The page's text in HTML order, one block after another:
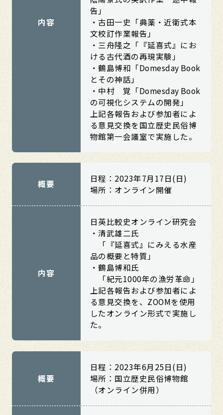
内容
告」
・古田一史「典薬・近衛式本
文校訂作業報告」
・三舟隆之「『延喜式』にお
ける古代酒の再現実験」
・鶴島博和「Domesday Book
とその神話」
・中村 覚「Domesday Book
の可視化システムの開発」
上記各報告および参加者によ
る意見交換を国立歴史民俗博
物館第一会議室で実施した。
概要
日程：2023年7月17日(日)
場所：オンライン開催
内容
日英比較史オンライン研究会
・清武雄二氏
「『延喜式』にみえる水産
品の概要と特質」
・鶴島博和氏
「紀元1000年の漁労革命」
上記各報告および参加者によ
る意見交換を、ZOOMを使用
したオンライン形式で実施し
た。
概要
日程：2023年6月25日(日)
場所：国立歴史民俗博物館
（オンライン併用）